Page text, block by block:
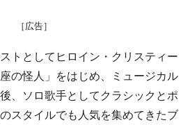
［広告］
トとしてヒロイン・クリスティー
の怪人」をはじめ、ミュージカル
、ソロ歌手としてクラシックとポ
スタイルでも人気を集めてきたブ